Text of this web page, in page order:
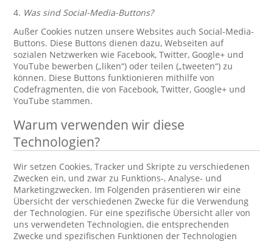
4. Was sind Social-Media-Buttons?
Außer Cookies nutzen unsere Websites auch Social-Media-
Buttons. Diese Buttons dienen dazu, Webseiten auf
sozialen Netzwerken wie Facebook, Twitter, Google+ und
YouTube bewerben („liken“) oder teilen („tweeten“) zu
können. Diese Buttons funktionieren mithilfe von
Codefragmenten, die von Facebook, Twitter, Google+ und
YouTube stammen.
Warum verwenden wir diese
Technologien?
Wir setzen Cookies, Tracker und Skripte zu verschiedenen
Zwecken ein, und zwar zu Funktions-, Analyse- und
Marketingzwecken. Im Folgenden präsentieren wir eine
Übersicht der verschiedenen Zwecke für die Verwendung
der Technologien. Für eine spezifische Übersicht aller von
uns verwendeten Technologien, die entsprechenden
Zwecke und spezifischen Funktionen der Technologien